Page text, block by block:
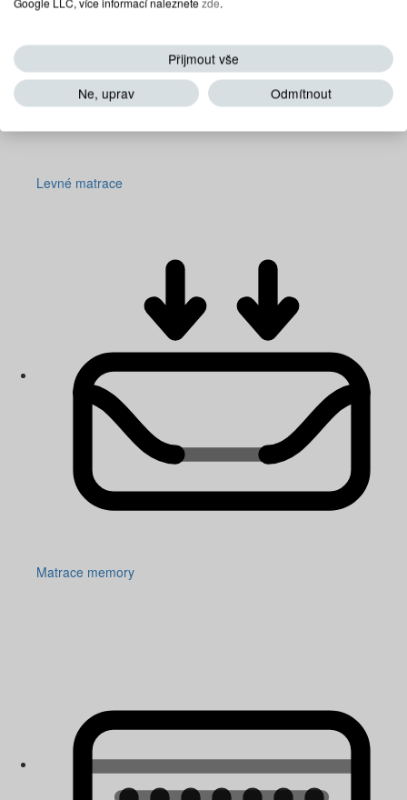
Levné matrace
Matrace memory
Přijmout vše
Ne, uprav
Odmítnout